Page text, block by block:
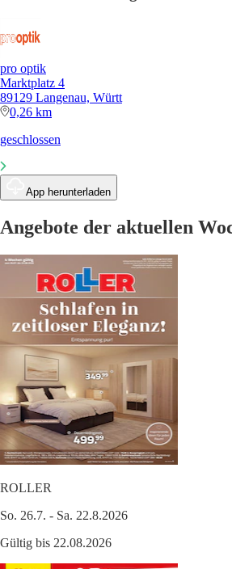
pro optik
Marktplatz 4
89129 Langenau, Württ
0,26 km
geschlossen
App herunterladen
Angebote der aktuellen
ROLLER
So. 26.7. - Sa. 22.8.2026
Gültig bis 22.08.2026